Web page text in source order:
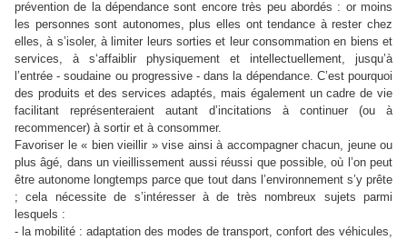
prévention de la dépendance sont encore très peu abordés : or moins
les personnes sont autonomes, plus elles ont tendance à rester chez
elles, à s’isoler, à limiter leurs sorties et leur consommation en biens et
services, à s‘affaiblir physiquement et intellectuellement, jusqu’à
l’entrée - soudaine ou progressive - dans la dépendance. C’est pourquoi
des produits et des services adaptés, mais également un cadre de vie
facilitant représenteraient autant d’incitations à continuer (ou à
recommencer) à sortir et à consommer.
Favoriser le « bien vieillir » vise ainsi à accompagner chacun, jeune ou
plus âgé, dans un vieillissement aussi réussi que possible, où l’on peut
être autonome longtemps parce que tout dans l’environnement s’y prête
; cela nécessite de s’intéresser à de très nombreux sujets parmi
lesquels :
- la mobilité : adaptation des modes de transport, confort des véhicules,